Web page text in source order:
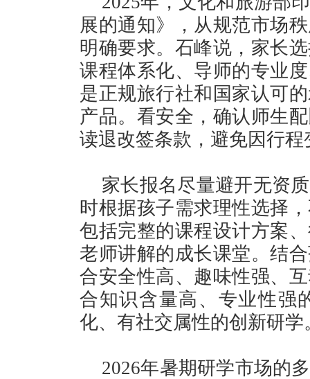
展的通知》，从规范市场
明确要求。石峰说，家长
课程体系化、导师的专业
是正规旅行社和国家认可
产品。看安全，确认师生
读退改签条款，避免因行
家长报名尽量避开无资
时根据孩子需求理性选择
包括完整的课程设计方案
老师讲解的成长课堂。结
合安全性高、趣味性强、
合知识含量高、专业性强
化、有社交属性的创新研学
2026年暑期研学市场的